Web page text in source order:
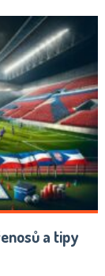
a tipy